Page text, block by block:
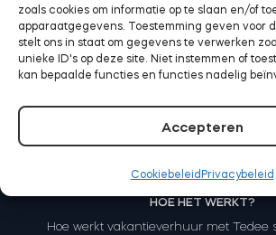
zoals cookies om informatie op te slaan en/of
apparaatgegevens. Toestemming geven voor
stelt ons in staat om gegevens te verwerken
unieke ID's op deze site. Niet instemmen of
kan bepaalde functies en functies nadelig
Accepteren
Cookiebeleid Privacybeleid
Tedee Biometric Module
BleBox Smart Relais Module
HOE HET WERKT?
Hoe werkt vakantieverhuur met Tedee